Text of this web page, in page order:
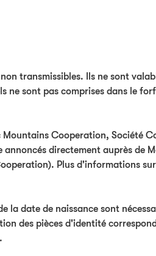
transmissibles. Ils ne sont
ne sont pas comprises dans le
Cooperation, Société
directement auprès de
Plus d'informations
date de naissance sont
des pièces d'identité